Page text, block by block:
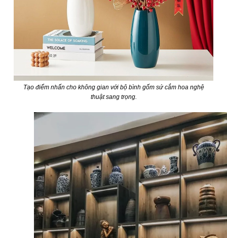
Tạo điểm nhấn cho không gian với bộ bình gốm sứ cắm hoa nghệ
thuật sang trọng.